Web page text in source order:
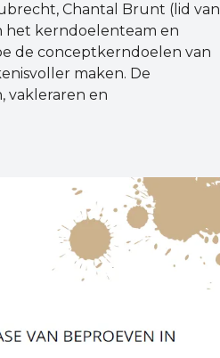
Chantal Brunt (lid van
het kerndoelenteam en
de conceptkerndoelen van
maken. De
vakleraren en